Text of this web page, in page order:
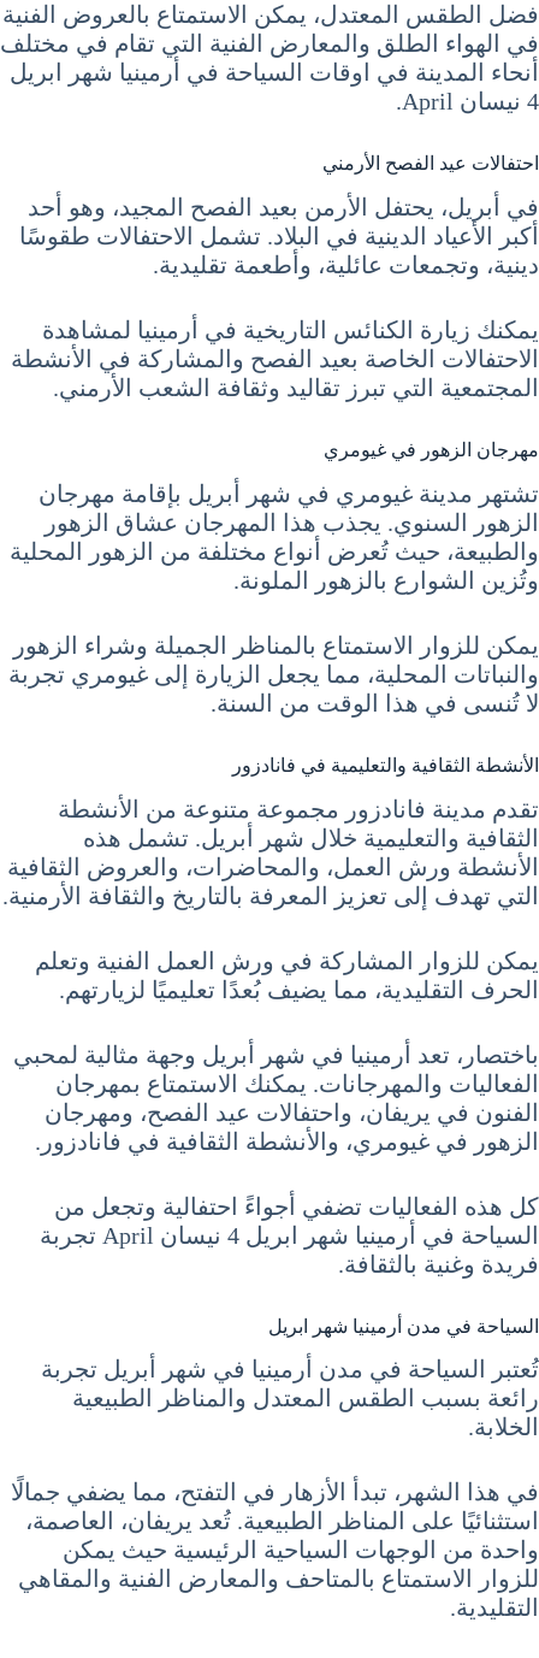
فضل الطقس المعتدل، يمكن الاستمتاع بالعروض الفنية
في الهواء الطلق والمعارض الفنية التي تقام في مختلف
أنحاء المدينة في اوقات السياحة في أرمينيا شهر ابريل
4 نيسان April.
احتفالات عيد الفصح الأرمني
في أبريل، يحتفل الأرمن بعيد الفصح المجيد، وهو أحد
أكبر الأعياد الدينية في البلاد. تشمل الاحتفالات طقوسًا
دينية، وتجمعات عائلية، وأطعمة تقليدية.
يمكنك زيارة الكنائس التاريخية في أرمينيا لمشاهدة
الاحتفالات الخاصة بعيد الفصح والمشاركة في الأنشطة
المجتمعية التي تبرز تقاليد وثقافة الشعب الأرمني.
مهرجان الزهور في غيومري
تشتهر مدينة غيومري في شهر أبريل بإقامة مهرجان
الزهور السنوي. يجذب هذا المهرجان عشاق الزهور
والطبيعة، حيث تُعرض أنواع مختلفة من الزهور المحلية
وتُزين الشوارع بالزهور الملونة.
يمكن للزوار الاستمتاع بالمناظر الجميلة وشراء الزهور
والنباتات المحلية، مما يجعل الزيارة إلى غيومري تجربة
لا تُنسى في هذا الوقت من السنة.
الأنشطة الثقافية والتعليمية في فانادزور
تقدم مدينة فانادزور مجموعة متنوعة من الأنشطة
الثقافية والتعليمية خلال شهر أبريل. تشمل هذه
الأنشطة ورش العمل، والمحاضرات، والعروض الثقافية
التي تهدف إلى تعزيز المعرفة بالتاريخ والثقافة الأرمنية.
يمكن للزوار المشاركة في ورش العمل الفنية وتعلم
الحرف التقليدية، مما يضيف بُعدًا تعليميًا لزيارتهم.
باختصار، تعد أرمينيا في شهر أبريل وجهة مثالية لمحبي
الفعاليات والمهرجانات. يمكنك الاستمتاع بمهرجان
الفنون في يريفان، واحتفالات عيد الفصح، ومهرجان
الزهور في غيومري، والأنشطة الثقافية في فانادزور.
كل هذه الفعاليات تضفي أجواءً احتفالية وتجعل من
السياحة في أرمينيا شهر ابريل 4 نيسان April تجربة
فريدة وغنية بالثقافة.
السياحة في مدن أرمينيا شهر ابريل
تُعتبر السياحة في مدن أرمينيا في شهر أبريل تجربة
رائعة بسبب الطقس المعتدل والمناظر الطبيعية
الخلابة.
في هذا الشهر، تبدأ الأزهار في التفتح، مما يضفي جمالًا
استثنائيًا على المناظر الطبيعية. تُعد يريفان، العاصمة،
واحدة من الوجهات السياحية الرئيسية حيث يمكن
للزوار الاستمتاع بالمتاحف والمعارض الفنية والمقاهي
التقليدية.